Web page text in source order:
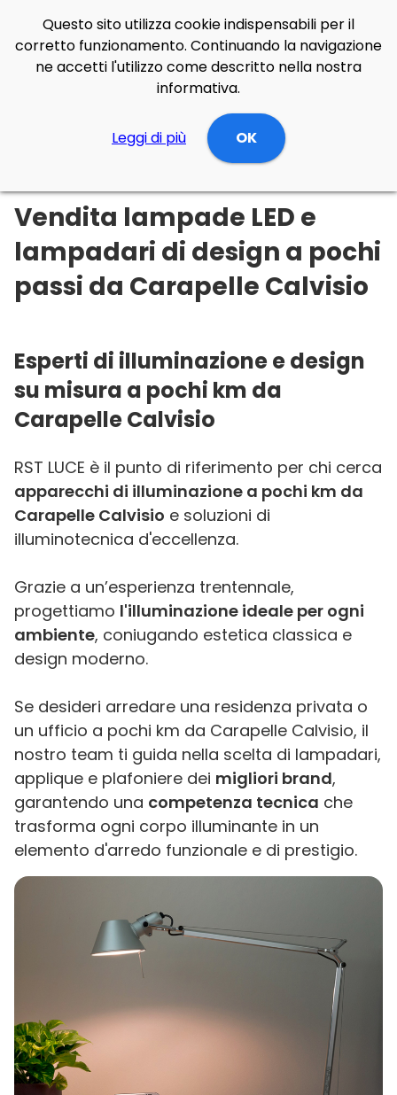
Illuminazione Online Abruzzo
L'Aquila
Vendita lampade LED e
lampadari di design a pochi
passi da Carapelle Calvisio
Esperti di illuminazione e design
su misura a pochi km da
Carapelle Calvisio
RST LUCE è il punto di riferimento per chi cerca
apparecchi di illuminazione a pochi km da
Carapelle Calvisio e soluzioni di
illuminotecnica d'eccellenza.
Grazie a un’esperienza trentennale,
progettiamo l'illuminazione ideale per ogni
ambiente, coniugando estetica classica e
design moderno.
Se desideri arredare una residenza privata o
un ufficio a pochi km da Carapelle Calvisio, il
nostro team ti guida nella scelta di lampadari,
applique e plafoniere dei migliori brand,
garantendo una competenza tecnica che
trasforma ogni corpo illuminante in un
elemento d'arredo funzionale e di prestigio.
Questo sito utilizza cookie indispensabili per il
corretto funzionamento. Continuando la navigazione
ne accetti l'utilizzo come descritto nella nostra
informativa.
Leggi di più OK